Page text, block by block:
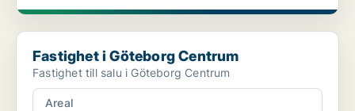
Fastighet i Göteborg Centrum
Fastighet i Göteborg Centrum
Fastighet till salu i Göteborg Centrum
Areal